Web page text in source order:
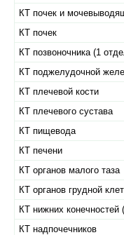
КТ почек и
КТ почек
КТ позвоночника (1
КТ поджелудочной
КТ плечевой кости
КТ плечевого сустава
КТ пищевода
КТ печени
КТ органов малого таза
КТ органов грудной
КТ нижних конечностей
КТ надпочечников